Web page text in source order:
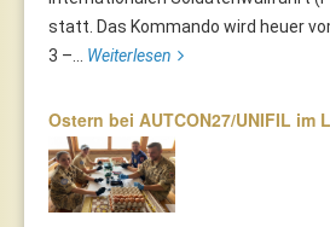
statt. Das Kommando wird heuer
3 –... Weiterlesen
Ostern bei AUTCON27/UNIFIL im